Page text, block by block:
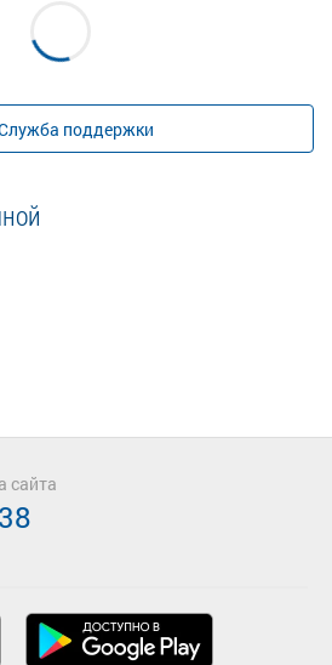
поддержки
сайта